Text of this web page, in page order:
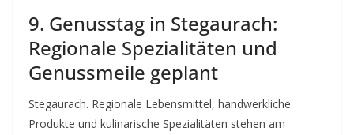
9. Genusstag in Stegaurach:
Regionale Spezialitäten und
Genussmeile geplant
Stegaurach. Regionale Lebensmittel, handwerkliche
Produkte und kulinarische Spezialitäten stehen am